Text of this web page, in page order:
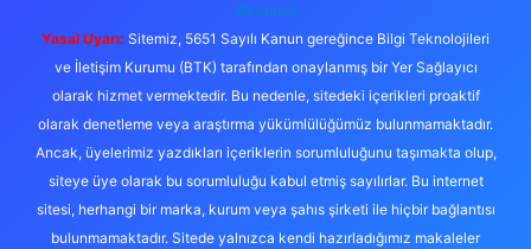
@karabul
Yasal Uyarı: Sitemiz, 5651 Sayılı Kanun gereğince Bilgi Teknolojileri
ve İletişim Kurumu (BTK) tarafından onaylanmış bir Yer Sağlayıcı
olarak hizmet vermektedir. Bu nedenle, sitedeki içerikleri proaktif
olarak denetleme veya araştırma yükümlülüğümüz bulunmamaktadır.
Ancak, üyelerimiz yazdıkları içeriklerin sorumluluğunu taşımakta olup,
siteye üye olarak bu sorumluluğu kabul etmiş sayılırlar. Bu internet
sitesi, herhangi bir marka, kurum veya şahıs şirketi ile hiçbir bağlantısı
bulunmamaktadır. Sitede yalnızca kendi hazırladığımız makaleler